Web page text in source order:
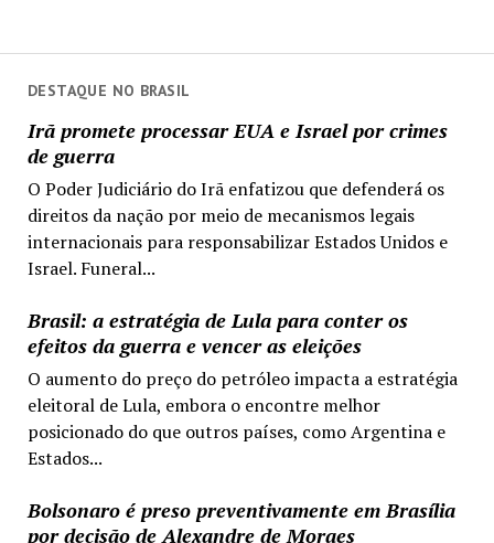
DESTAQUE NO BRASIL
Irã promete processar EUA e Israel por crimes
de guerra
O Poder Judiciário do Irã enfatizou que defenderá os
direitos da nação por meio de mecanismos legais
internacionais para responsabilizar Estados Unidos e
Israel. Funeral...
Brasil: a estratégia de Lula para conter os
efeitos da guerra e vencer as eleições
O aumento do preço do petróleo impacta a estratégia
eleitoral de Lula, embora o encontre melhor
posicionado do que outros países, como Argentina e
Estados...
Bolsonaro é preso preventivamente em Brasília
por decisão de Alexandre de Moraes